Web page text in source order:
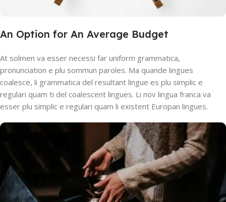
An Option for An Average Budget
At solmen va esser necessi far uniform grammatica,
pronunciation e plu sommun paroles. Ma quande lingues
coalesce, li grammatica del resultant lingue es plu simplic e
regulari quam ti del coalescent lingues. Li nov lingua franca va
esser plu simplic e regulari quam li existent Europan lingues.